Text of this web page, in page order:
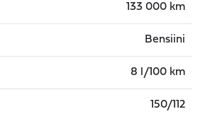
133 000 km
Bensiini
8 l/100 km
150/112